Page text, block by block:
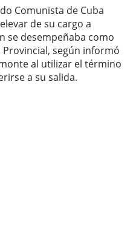
Comunista de Cuba
de su cargo a
se desempeñaba como
según informó
al utilizar el término
a su salida.